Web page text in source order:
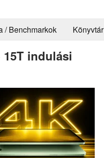
/ Benchmarkok Könyvtár
indulási